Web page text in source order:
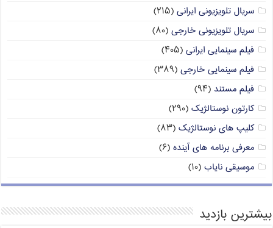
سریال تلویزیونی ایرانی (۲۱۵)
سریال تلویزیونی خارجی (۸۰)
فیلم سینمایی ایرانی (۴۰۵)
فیلم سینمایی خارجی (۳۸۹)
فیلم مستند (۹۴)
کارتون نوستالژیک (۲۹۰)
کلیپ های نوستالژیک (۸۳)
معرفی برنامه های آینده (۶)
موسیقی نایاب (۱۰)
بیشترین بازدید